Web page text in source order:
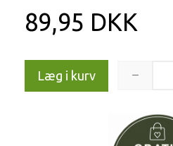
89,95 DKK
Læg i kurv